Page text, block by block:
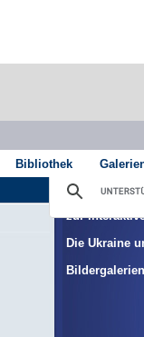
Bibliothek
zur
Die Ukraine